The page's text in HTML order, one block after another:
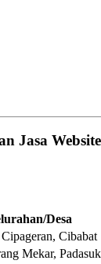
Jasa
Desa
Cibabat
Mekar,